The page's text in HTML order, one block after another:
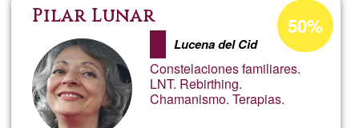
Pilar Lunar
Lucena del Cid
Constelaciones familiares.
LNT. Rebirthing.
Chamanismo. Terapias.
Porcentaje
de
aceptación
de
G1
50%